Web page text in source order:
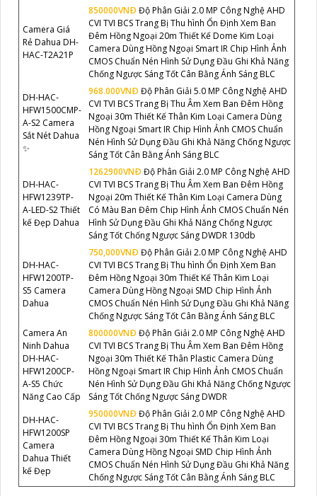
Camera Giá
Rẻ Dahua DH-
HAC-T2A21P
850000VNÐ Độ Phân Giải 2.0 MP Công Nghệ AHD
CVI TVI BCS Trang Bị Thu hình Ổn Định Xem Ban
Đêm Hồng Ngoại 20m Thiết Kế Dome Kim Loại
Camera Dùng Hồng Ngoại Smart IR Chip Hình Ảnh
CMOS Chuẩn Nén Hình Sử Dụng Đầu Ghi Khả Năng
Chống Ngược Sáng Tốt Cân Bằng Ánh Sáng BLC
DH-HAC-
HFW1500CMP-
A-S2 Camera
Sắt Nét Dahua
✨
968.000VNÐ Độ Phân Giải 5.0 MP Công Nghệ AHD
CVI TVI BCS Trang Bị Thu Âm Xem Ban Đêm Hồng
Ngoại 30m Thiết Kế Thân Kim Loại Camera Dùng
Hồng Ngoại Smart IR Chip Hình Ảnh CMOS Chuẩn
Nén Hình Sử Dụng Đầu Ghi Khả Năng Chống Ngược
Sáng Tốt Cân Bằng Ánh Sáng BLC
DH-HAC-
HFW1239TP-
A-LED-S2 Thiết
kế Đẹp Dahua
1262900VNÐ Độ Phân Giải 2.0 MP Công Nghệ AHD
CVI TVI BCS Trang Bị Thu Âm Xem Ban Đêm Hồng
Ngoại 20m Thiết Kế Thân Kim Loại Camera Dùng
Có Màu Ban Đêm Chip Hình Ảnh CMOS Chuẩn Nén
Hình Sử Dụng Đầu Ghi Khả Năng Chống Ngược
Sáng Tốt Chống Ngược Sáng DWDR 130db
DH-HAC-
HFW1200TP-
S5 Camera
Dahua
750,000VNÐ Độ Phân Giải 2.0 MP Công Nghệ AHD
CVI TVI BCS Trang Bị Thu hình Ổn Định Xem Ban
Đêm Hồng Ngoại 30m Thiết Kế Thân Kim Loại
Camera Dùng Hồng Ngoại SMD Chip Hình Ảnh
CMOS Chuẩn Nén Hình Sử Dụng Đầu Ghi Khả Năng
Chống Ngược Sáng Tốt Cân Bằng Ánh Sáng BLC
Camera An
Ninh Dahua
DH-HAC-
HFW1200CP-
A-S5 Chức
Năng Cao Cấp
800000VNÐ Độ Phân Giải 2.0 MP Công Nghệ AHD
CVI TVI BCS Trang Bị Thu Âm Xem Ban Đêm Hồng
Ngoại 30m Thiết Kế Thân Plastic Camera Dùng
Hồng Ngoại Smart IR Chip Hình Ảnh CMOS Chuẩn
Nén Hình Sử Dụng Đầu Ghi Khả Năng Chống Ngược
Sáng Tốt Chống Ngược Sáng DWDR
DH-HAC-
HFW1200SP
Camera
Dahua Thiết
kế Đẹp
950000VNÐ Độ Phân Giải 2.0 MP Công Nghệ AHD
CVI TVI BCS Trang Bị Thu hình Ổn Định Xem Ban
Đêm Hồng Ngoại 30m Thiết Kế Thân Kim Loại
Camera Dùng Hồng Ngoại SMD Chip Hình Ảnh
CMOS Chuẩn Nén Hình Sử Dụng Đầu Ghi Khả Năng
Chống Ngược Sáng Tốt Cân Bằng Ánh Sáng BLC